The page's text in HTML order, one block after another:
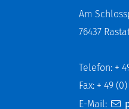
Am
76437
Telefon: +
Fax: + 49
E-Mail: